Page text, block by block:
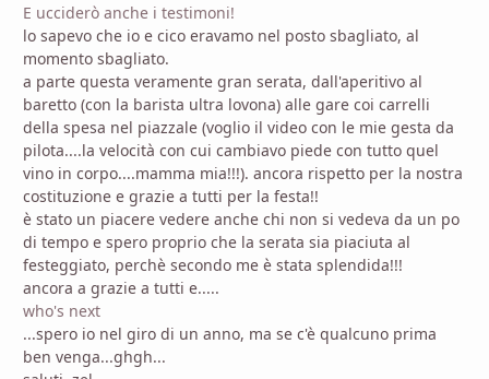
E ucciderò anche i testimoni!
lo sapevo che io e cico eravamo nel posto sbagliato, al
momento sbagliato.
a parte questa veramente gran serata, dall'aperitivo al
baretto (con la barista ultra lovona) alle gare coi carrelli
della spesa nel piazzale (voglio il video con le mie gesta da
pilota....la velocità con cui cambiavo piede con tutto quel
vino in corpo....mamma mia!!!). ancora rispetto per la nostra
costituzione e grazie a tutti per la festa!!
è stato un piacere vedere anche chi non si vedeva da un po
di tempo e spero proprio che la serata sia piaciuta al
festeggiato, perchè secondo me è stata splendida!!!
ancora a grazie a tutti e.....
who's next
...spero io nel giro di un anno, ma se c'è qualcuno prima
ben venga...ghgh...